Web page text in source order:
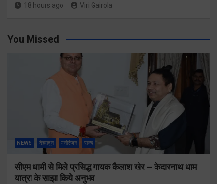
18 hours ago Viri Gairola
You Missed
NEWS देहरादून मनोरंजन राज्य
सीएम धामी से मिले प्रसिद्ध गायक कैलाश खेर – केदारनाथ धाम
यात्रा के साझा किये अनुभव